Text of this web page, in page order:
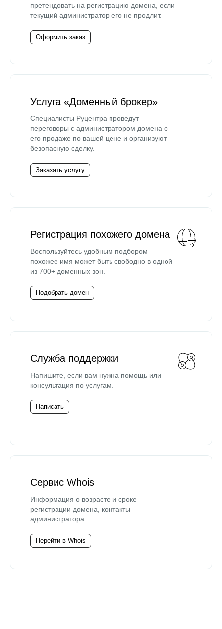
претендовать на регистрацию домена, если
текущий администратор его не продлит.
Оформить заказ
Услуга «Доменный брокер»
Специалисты Руцентра проведут
переговоры с администратором домена о
его продаже по вашей цене и организуют
безопасную сделку.
Заказать услугу
Регистрация похожего домена
Воспользуйтесь удобным подбором —
похожее имя может быть свободно в одной
из 700+ доменных зон.
Подобрать домен
Служба поддержки
Напишите, если вам нужна помощь или
консультация по услугам.
Написать
Сервис Whois
Информация о возрасте и сроке
регистрации домена, контакты
администратора.
Перейти в Whois